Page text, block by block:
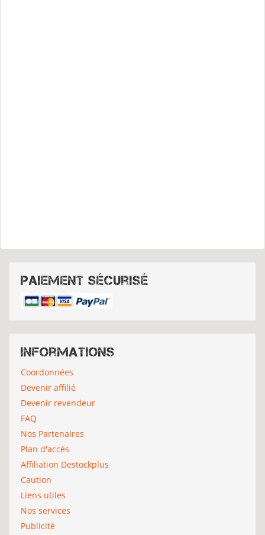
Paiement sécurisé
Informations
Coordonnées
Devenir affilié
Devenir revendeur
FAQ
Nos Partenaires
Plan d'accès
Affiliation Destockplus
Caution
Liens utiles
Nos services
Publicité